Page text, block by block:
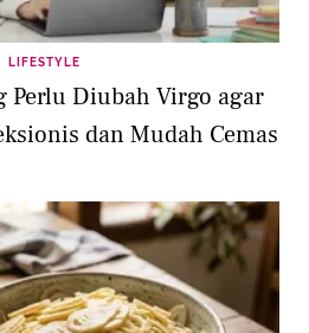
LIFESTYLE
Perlu Diubah Virgo agar
dan Mudah Cemas